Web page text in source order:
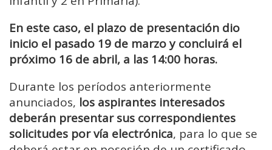
En este caso, el plazo de presentación dio
inicio el pasado 19 de marzo y concluirá el
próximo 16 de abril, a las 14:00 horas.
Durante los períodos anteriormente
anunciados, los aspirantes interesados
deberán presentar sus correspondientes
solicitudes por vía electrónica, para lo que se